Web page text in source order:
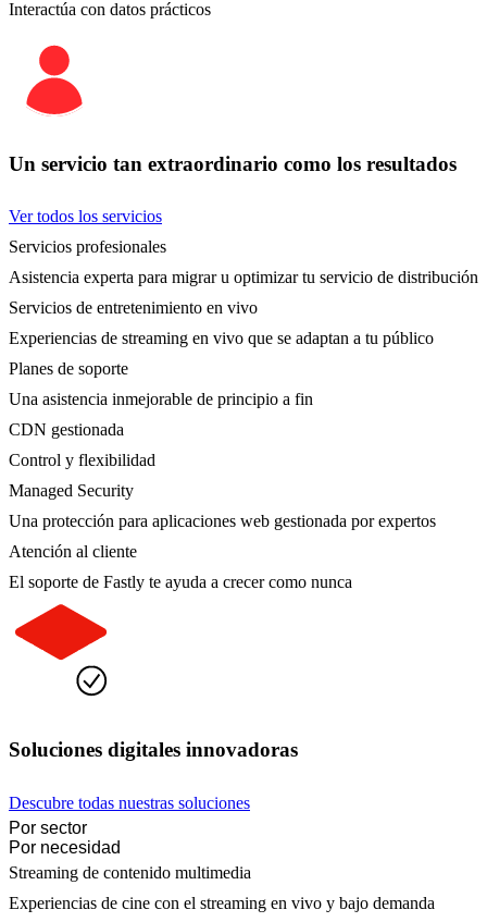
Interactúa con datos prácticos
Un servicio tan extraordinario como los resultados
Ver todos los servicios
Servicios profesionales
Asistencia experta para migrar u optimizar tu servicio de distribución
Servicios de entretenimiento en vivo
Experiencias de streaming en vivo que se adaptan a tu público
Planes de soporte
Una asistencia inmejorable de principio a fin
CDN gestionada
Control y flexibilidad
Managed Security
Una protección para aplicaciones web gestionada por expertos
Atención al cliente
El soporte de Fastly te ayuda a crecer como nunca
Soluciones digitales innovadoras
Descubre todas nuestras soluciones
Por sector
Por necesidad
Streaming de contenido multimedia
Experiencias de cine con el streaming en vivo y bajo demanda